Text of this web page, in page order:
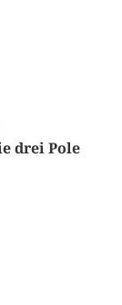
drei Pole